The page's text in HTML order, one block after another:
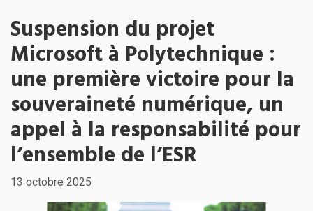
Suspension du projet
Microsoft à Polytechnique :
une première victoire pour la
souveraineté numérique, un
appel à la responsabilité pour
l’ensemble de l’ESR
13 octobre 2025